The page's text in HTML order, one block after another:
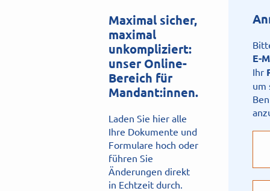
Maximal sicher,
maximal
unkompliziert:
unser Online-
Bereich für
Mandant:innen.
Laden Sie hier alle
Ihre Dokumente und
Formulare hoch oder
führen Sie
Änderungen direkt
in Echtzeit durch.
E-
Ihr
um